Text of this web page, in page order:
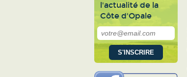
l'actualité de la
Côte d'Opale